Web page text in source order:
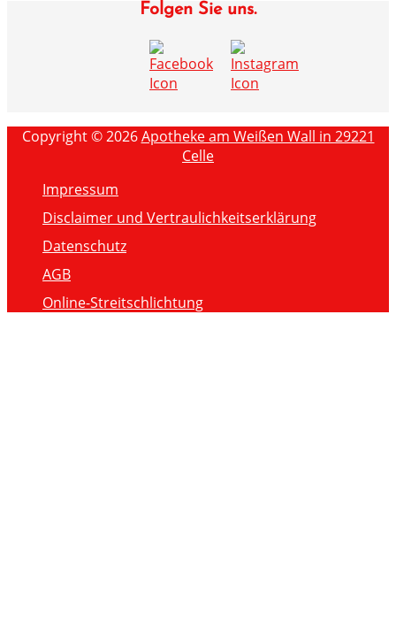
Folgen Sie uns.
Copyright © 2026Apotheke am Weißen Wall in 29221
Celle
Impressum
Disclaimer und Vertraulichkeitserklärung
Datenschutz
AGB
Online-Streitschlichtung